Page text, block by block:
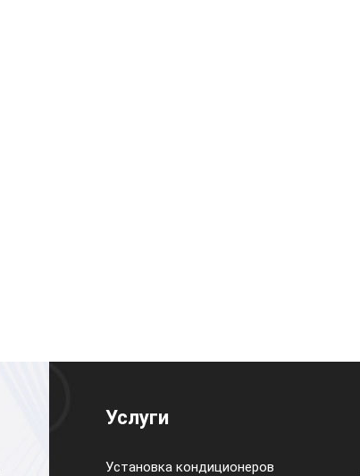
Услуги
Установка кондиционеров